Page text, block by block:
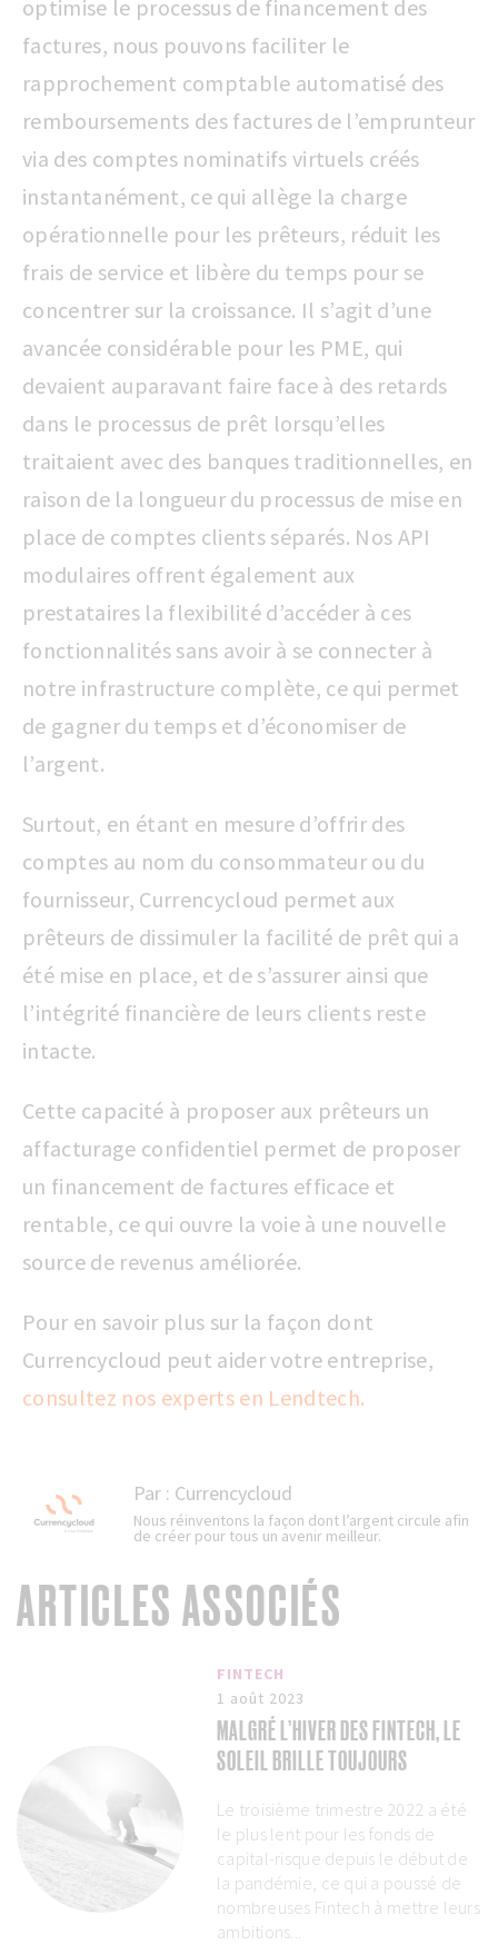
optimise le processus de financement des
factures, nous pouvons faciliter le
rapprochement comptable automatisé des
remboursements des factures de l’emprunteur
via des comptes nominatifs virtuels créés
instantanément, ce qui allège la charge
opérationnelle pour les prêteurs, réduit les
frais de service et libère du temps pour se
concentrer sur la croissance. Il s’agit d’une
avancée considérable pour les PME, qui
devaient auparavant faire face à des retards
dans le processus de prêt lorsqu’elles
traitaient avec des banques traditionnelles, en
raison de la longueur du processus de mise en
place de comptes clients séparés. Nos API
modulaires offrent également aux
prestataires la flexibilité d’accéder à ces
fonctionnalités sans avoir à se connecter à
notre infrastructure complète, ce qui permet
de gagner du temps et d’économiser de
l’argent.
Surtout, en étant en mesure d’offrir des
comptes au nom du consommateur ou du
fournisseur, Currencycloud permet aux
prêteurs de dissimuler la facilité de prêt qui a
été mise en place, et de s’assurer ainsi que
l’intégrité financière de leurs clients reste
intacte.
Cette capacité à proposer aux prêteurs un
affacturage confidentiel permet de proposer
un financement de factures efficace et
rentable, ce qui ouvre la voie à une nouvelle
source de revenus améliorée.
Pour en savoir plus sur la façon dont
Currencycloud peut aider votre entreprise,
consultez nos experts en Lendtech.
Par : Currencycloud
Nous réinventons la façon dont l’argent circule afin
de créer pour tous un avenir meilleur.
ARTICLES ASSOCIÉS
FINTECH
1 août 2023
MALGRÉ L’HIVER DES FINTECH, LE
SOLEIL BRILLE TOUJOURS
Le troisième trimestre 2022 a été
le plus lent pour les fonds de
capital-risque depuis le début de
la pandémie, ce qui a poussé de
nombreuses Fintech à mettre leurs
ambitions...